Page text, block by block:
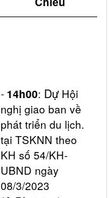
- 14h00: DựHội
nghị giao ban về
phát triển du lịch.
tại TSKNN theo
KH số 54/KH-
UBND ngày
08/3/2023